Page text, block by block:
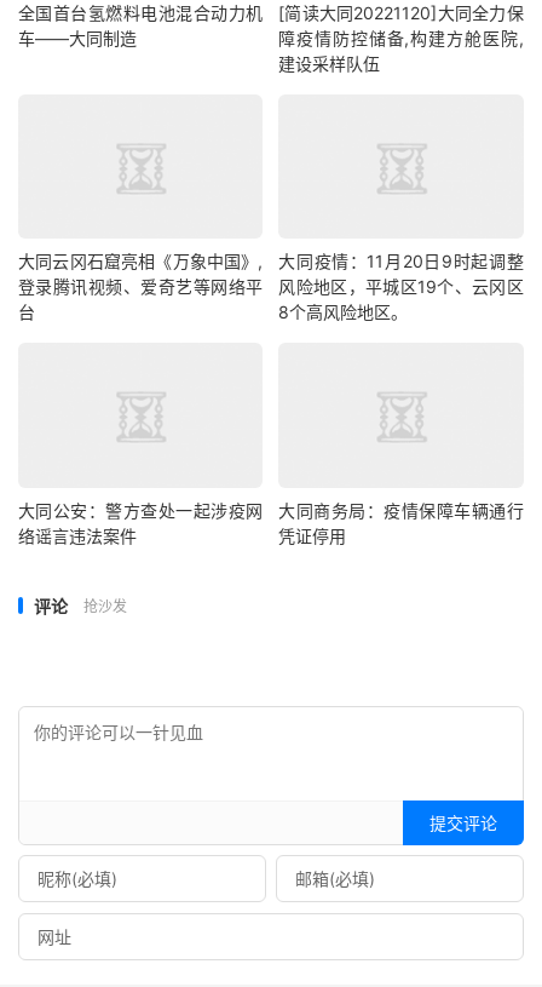
全国首台氢燃料电池混合动力机
车——大同制造
[简读大同20221120]大同全力保
障疫情防控储备,构建方舱医院,
建设采样队伍
大同云冈石窟亮相《万象中国》,
登录腾讯视频、爱奇艺等网络平
台
大同疫情：11月20日9时起调整
风险地区，平城区19个、云冈区
8个高风险地区。
大同公安：警方查处一起涉疫网
络谣言违法案件
大同商务局：疫情保障车辆通行
凭证停用
评论 抢沙发
提交评论